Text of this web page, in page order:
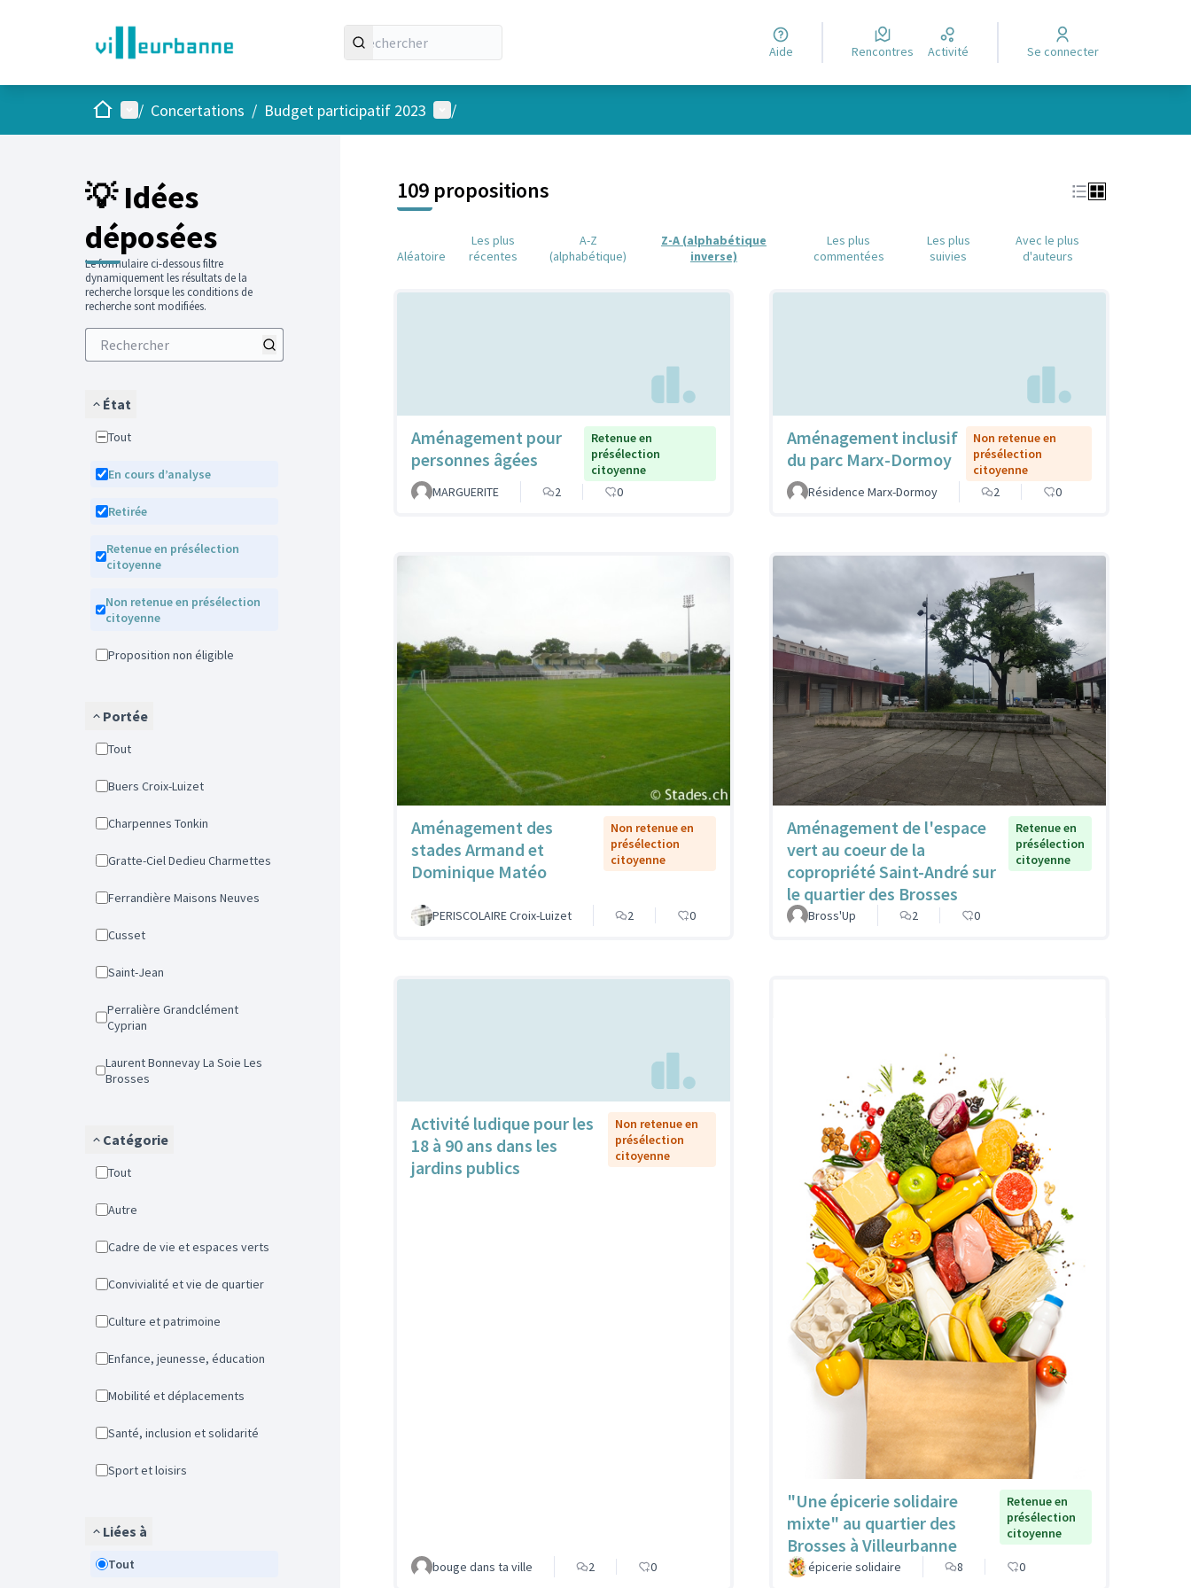
Aide Rencontres Activité Se connecter
AccueilMenu principal
/ Concertations / Budget participatif 2023 Menu utilisateur
/
💡 Idées
déposées
Le formulaire ci-dessous filtre
dynamiquement les résultats de la
recherche lorsque les conditions de
recherche sont modifiées.
État
Tout
En cours d’analyse
Retirée
Retenue en présélection
citoyenne
Non retenue en présélection
citoyenne
Proposition non éligible
Portée
Tout
Buers Croix-Luizet
Charpennes Tonkin
Gratte-Ciel Dedieu Charmettes
Ferrandière Maisons Neuves
Cusset
Saint-Jean
Perralière Grandclément
Cyprian
Laurent Bonnevay La Soie Les
Brosses
Catégorie
Tout
Autre
Cadre de vie et espaces verts
Convivialité et vie de quartier
Culture et patrimoine
Enfance, jeunesse, éducation
Mobilité et déplacements
Santé, inclusion et solidarité
Sport et loisirs
Liées à
Tout
109 propositions
Aléatoire
Les plus
récentes
A-Z
(alphabétique)
Z-A (alphabétique
inverse)
Les plus
commentées
Les plus
suivies
Avec le plus
d'auteurs
Aménagement pour
personnes âgées
Retenue en
présélection
citoyenne
MARGUERITE
2 0
Aménagement inclusif
du parc Marx-Dormoy
Non retenue en
présélection
citoyenne
Résidence Marx-Dormoy
2 0
Aménagement des
stades Armand et
Dominique Matéo
Non retenue en
présélection
citoyenne
PERISCOLAIRE Croix-Luizet 2 0
Aménagement de l'espace
vert au coeur de la
copropriété Saint-André sur
le quartier des Brosses
Retenue en
présélection
citoyenne
Bross'Up 2 0
Activité ludique pour les
18 à 90 ans dans les
jardins publics
Non retenue en
présélection
citoyenne
bouge dans ta ville 2 0
"Une épicerie solidaire
mixte" au quartier des
Brosses à Villeurbanne
Retenue en
présélection
citoyenne
épicerie solidaire 8 0